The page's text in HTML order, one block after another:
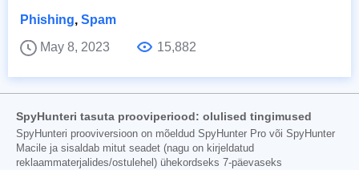
Phishing, Spam
May 8, 2023
15,882
SpyHunteri tasuta prooviperiood: olulised tingimused
SpyHunteri prooviversioon on mõeldud SpyHunter Pro või SpyHunter
Macile ja sisaldab mitut seadet (nagu on kirjeldatud
reklaammaterjalides/ostulehel) ühekordseks 7-päevaseks